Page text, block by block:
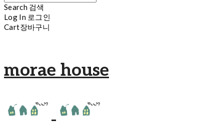
Search 검색
Log In 로그인
Cart장바구니
morae house